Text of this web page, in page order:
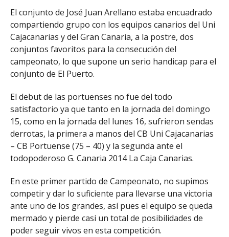
El conjunto de José Juan Arellano estaba encuadrado
compartiendo grupo con los equipos canarios del Uni
Cajacanarias y del Gran Canaria, a la postre, dos
conjuntos favoritos para la consecución del
campeonato, lo que supone un serio handicap para el
conjunto de El Puerto.
El debut de las portuenses no fue del todo
satisfactorio ya que tanto en la jornada del domingo
15, como en la jornada del lunes 16, sufrieron sendas
derrotas, la primera a manos del CB Uni Cajacanarias
– CB Portuense (75 – 40) y la segunda ante el
todopoderoso G. Canaria 2014 La Caja Canarias.
En este primer partido de Campeonato, no supimos
competir y dar lo suficiente para llevarse una victoria
ante uno de los grandes, así pues el equipo se queda
mermado y pierde casi un total de posibilidades de
poder seguir vivos en esta competición.